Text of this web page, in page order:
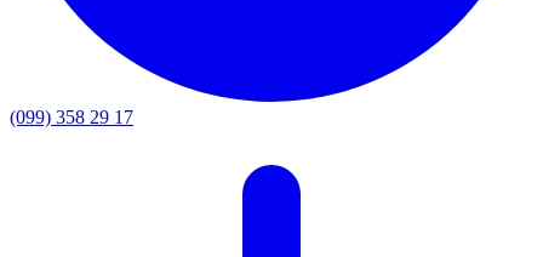
(099) 358 29 17